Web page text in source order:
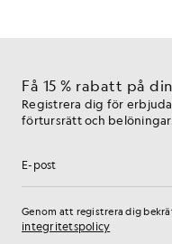
Få 15 % rabatt på
Registrera dig för
förtursrätt och
E-postadress
Genom att registrera dig
integritetspolicy